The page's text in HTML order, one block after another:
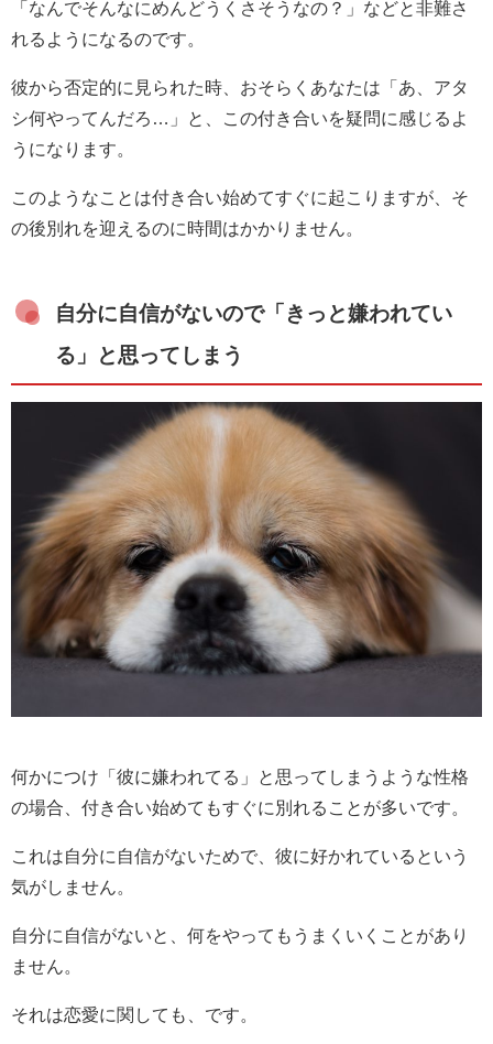
「なんでそんなにめんどうくさそうなの？」などと非難さ
れるようになるのです。
彼から否定的に見られた時、おそらくあなたは「あ、アタ
シ何やってんだろ…」と、この付き合いを疑問に感じるよ
うになります。
このようなことは付き合い始めてすぐに起こりますが、そ
の後別れを迎えるのに時間はかかりません。
自分に自信がないので「きっと嫌われてい
る」と思ってしまう
何かにつけ「彼に嫌われてる」と思ってしまうような性格
の場合、付き合い始めてもすぐに別れることが多いです。
これは自分に自信がないためで、彼に好かれているという
気がしません。
自分に自信がないと、何をやってもうまくいくことがあり
ません。
それは恋愛に関しても、です。